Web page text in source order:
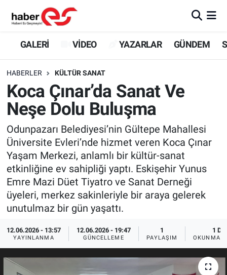
GALERİ VİDEO YAZARLAR GÜNDEM
HABERLER KÜLTÜR SANAT
Koca Çınar’da Sanat Ve
Neşe Dolu Buluşma
Odunpazarı Belediyesi’nin Gültepe Mahallesi
Üniversite Evleri’nde hizmet veren Koca Çınar
Yaşam Merkezi, anlamlı bir kültür-sanat
etkinliğine ev sahipliği yaptı. Eskişehir Yunus
Emre Mazi Düet Tiyatro ve Sanat Derneği
üyeleri, merkez sakinleriyle bir araya gelerek
unutulmaz bir gün yaşattı.
12.06.2026 - 13:57
YAYINLANMA
12.06.2026 - 19:47
GÜNCELLEME
1
PAYLAŞIM
1 DK
OKUNMA
GALERİ
YAZARLAR
GÜNDEM
SİYASET
TEKNOLOJİ
EKONOMİ
Eskişehir Nöbetçi Eczaneler
Eskişehir Trafik Yoğunluk Haritası
Süper Lig Puan Durumu ve Fikstür
Tüm Manşetler
Son Dakika Haberleri
Haber Arşivi